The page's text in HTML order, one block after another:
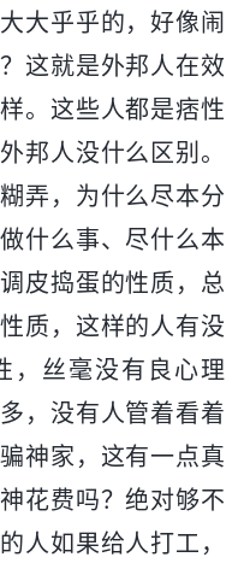
大乎乎的，好像闹
这就是外邦人在效
。这些人都是痞性
邦人没什么区别。
弄，为什么尽本分
什么事、尽什么本
皮捣蛋的性质，总
质，这样的人有没
，丝毫没有良心理
，没有人管着看着
神家，这有一点真
花费吗？绝对够不
人如果给人打工，